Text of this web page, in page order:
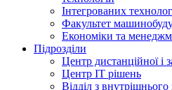
Інтегрованих
Факультет
Економіки та
Підрозділи
Центр дистанційної і
Центр ІТ рішень
Відділ з внутрішнього